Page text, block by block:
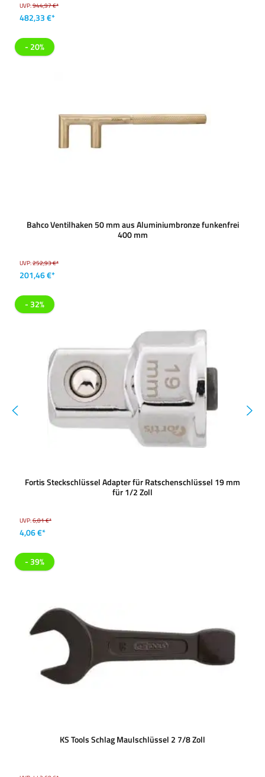
UVP:944,97 €*
482,33 €*
- 20%
Bahco Ventilhaken 50 mm aus Aluminiumbronze funkenfrei
400 mm
UVP:252,93 €*
201,46 €*
- 32%
Fortis Steckschlüssel Adapter für Ratschenschlüssel 19 mm
für 1/2 Zoll
UVP:6,01 €*
4,06 €*
- 39%
KS Tools Schlag Maulschlüssel 2 7/8 Zoll